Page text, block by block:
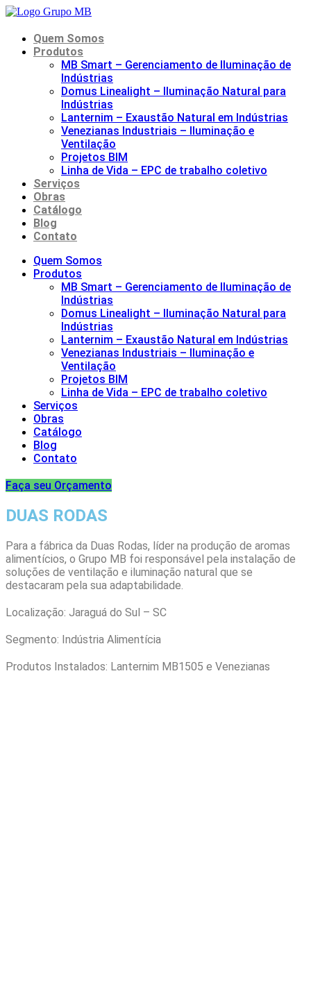
Ir
conteúdo
Quem Somos
Produtos
MB Smart – Gerenciamento de Iluminação de
Indústrias
Domus Linealight – Iluminação Natural para
Indústrias
Lanternim – Exaustão Natural em Indústrias
Venezianas Industriais – Iluminação e
Ventilação
Projetos BIM
Linha de Vida – EPC de trabalho coletivo
Serviços
Obras
Catálogo
Blog
Contato
Quem Somos
Produtos
MB Smart – Gerenciamento de Iluminação de
Indústrias
Domus Linealight – Iluminação Natural para
Indústrias
Lanternim – Exaustão Natural em Indústrias
Venezianas Industriais – Iluminação e
Ventilação
Projetos BIM
Linha de Vida – EPC de trabalho coletivo
Serviços
Obras
Catálogo
Blog
Contato
Faça seu Orçamento
DUAS RODAS
Para a fábrica da Duas Rodas, líder na produção de aromas
alimentícios, o Grupo MB foi responsável pela instalação de
soluções de ventilação e iluminação natural que se
destacaram pela sua adaptabilidade.
Localização: Jaraguá do Sul – SC
Segmento: Indústria Alimentícia
Produtos Instalados: Lanternim MB1505 e Venezianas